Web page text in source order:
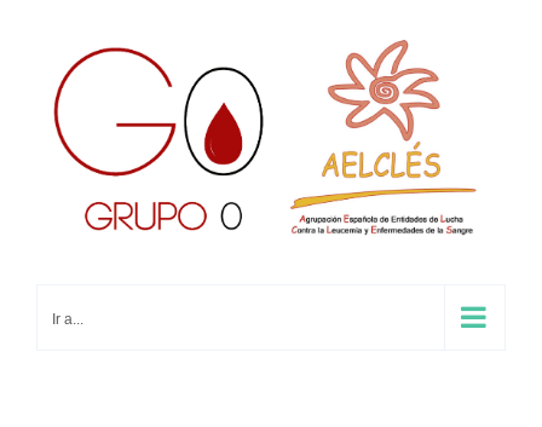
contenido
Ir a...